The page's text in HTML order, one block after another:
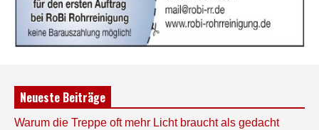
Neueste Beiträge
Warum die Treppe oft mehr Licht braucht als gedacht